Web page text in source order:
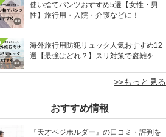
使い捨てパンツおすすめ5選【女性・男
性】旅行用・入院・介護などに！
海外旅行用防犯リュック人気おすすめ12
選【最強はどれ？】スリ対策で盗難を防
>>もっと見る
おすすめ情報
『天才ベジホルダー』の口コミ・評判を